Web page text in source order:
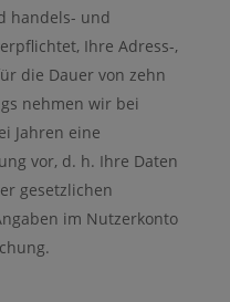
handels- und
Ihre Adress-,
die Dauer von zehn
nehmen wir bei
Jahren eine
vor, d. h. Ihre Daten
gesetzlichen
im Nutzerkonto